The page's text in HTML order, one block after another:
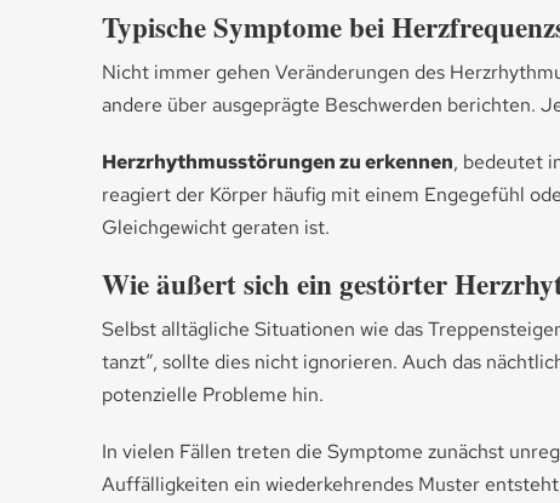
Typische Symptome bei
Nicht immer gehen Veränderungen des
andere über ausgeprägte Beschwerden berichten.
Herzrhythmusstörungen zu erkennen, bedeutet
reagiert der Körper häufig mit einem Engegefühl
Gleichgewicht geraten ist.
Wie äußert sich ein gestörter
Selbst alltägliche Situationen wie das
tanzt“, sollte dies nicht ignorieren. Auch das
potenzielle Probleme hin.
In vielen Fällen treten die Symptome zunächst
Auffälligkeiten ein wiederkehrendes Muster